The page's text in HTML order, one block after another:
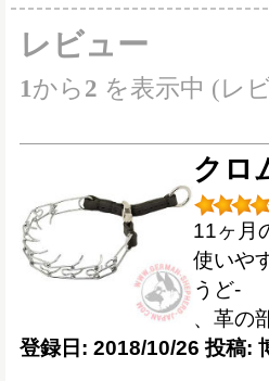
レビュー
1から2 を表示中 (レ
クロ
11ヶ月
使いや
うど-
、革の
登録日: 2018/10/26 投稿: